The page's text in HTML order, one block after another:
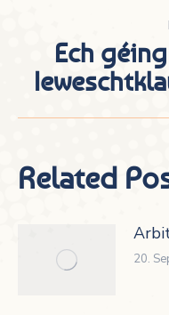
Ech
Related
20.